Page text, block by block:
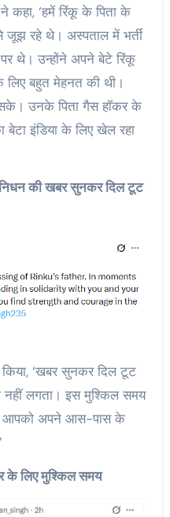
कहा, ‘हमें रिंकू के पिता के
रहे थे। अस्पताल में भर्ती
थे। उन्होंने अपने बेटे रिंकू
बहुत मेहनत की थी।
उनके पिता गैस हॉकर के
इंडिया के लिए खेल रहा
की खबर सुनकर दिल टूट
किया, ‘खबर सुनकर दिल टूट
नहीं लगता। इस मुश्किल समय
आपको अपने आस-पास के
के लिए मुश्किल समय